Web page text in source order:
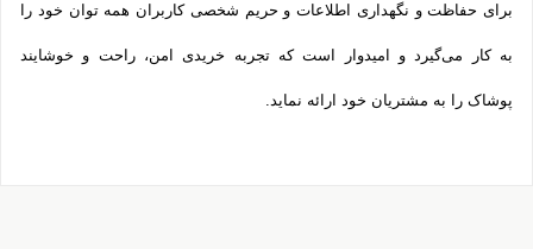
برای حفاظت و نگهداری اطلاعات و حریم شخصی کاربران همه­ توان خود را
به کار می‌گیرد و امیدوار است که تجربه‌ خریدی امن، راحت و خوشایند
پوشاک را به مشتریان خود ارائه نماید.